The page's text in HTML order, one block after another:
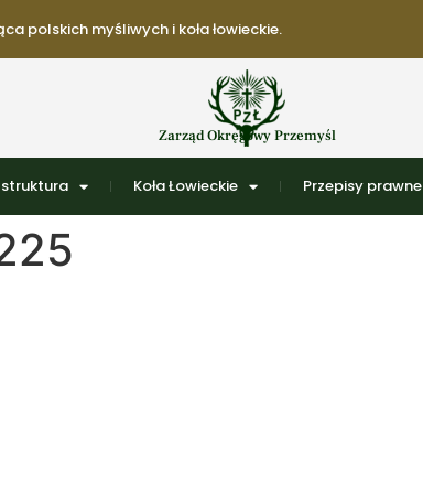
polskich myśliwych i koła łowieckie.
Zarząd Okręgowy Przemyśl
Koła Łowieckie Przepisy prawne